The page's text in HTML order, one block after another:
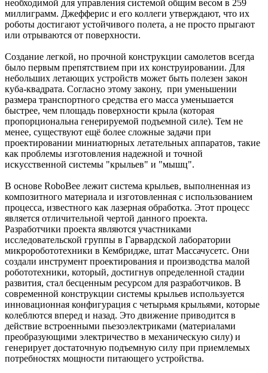
необходимой для управления системой общим весом в 259
миллиграмм. Джефферис и его коллеги утверждают, что их
роботы достигают устойчивого полета, а не просто прыгают
или отрываются от поверхности.
Создание легкой, но прочной конструкции самолетов всегда
было первым препятствием при их конструировании. Для
небольших летающих устройств может быть полезен закон
куба-квадрата. Согласно этому закону, при уменьшении
размера транспортного средства его масса уменьшается
быстрее, чем площадь поверхности крыла (которая
пропорциональна генерируемой подъемной силе). Тем не
менее, существуют ещё более сложные задачи при
проектировании миниатюрных летательных аппаратов, такие
как проблемы изготовления надежной и точной
искусственной системы "крыльев" и "мышц".
В основе RoboBee лежит система крыльев, выполненная из
композитного материала и изготовленная с использованием
процесса, известного как лазерная обработка. Этот процесс
является отличительной чертой данного проекта.
Разработчики проекта являются участниками
исследовательской группы в Гарвардской лаборатории
микроробототехники в Кембридже, штат Массачусетс. Они
создали инструмент проектирования и производства малой
робототехники, который, достигнув определенной стадии
развития, стал бесценным ресурсом для разработчиков. В
современной конструкции системы крыльев используется
инновационная конфигурация с четырьмя крыльями, которые
колеблются вперед и назад. Это движение приводится в
действие встроенными пьезоэлектриками (материалами
преобразующими электричество в механическую силу) и
генерирует достаточную подъемную силу при приемлемых
потребностях мощности питающего устройства.